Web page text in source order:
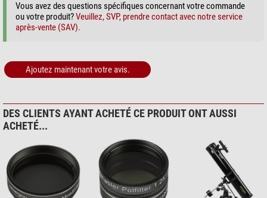
Vous avez des questions spécifiques concernant votre commande
ou votre produit?Veuillez, SVP, prendre contact avec notre service
après-vente (SAV).
Ajoutez maintenant votre avis.
DES CLIENTS AYANT ACHETÉ CE PRODUIT ONT AUSSI
ACHETÉ...